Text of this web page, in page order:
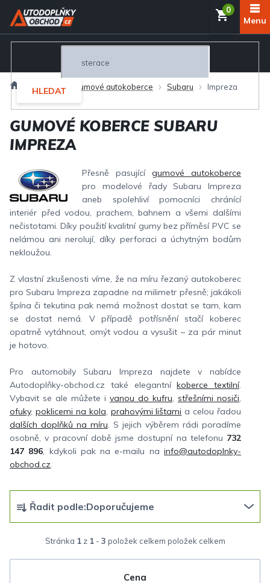
Přejít
obsah
HLEDAT
Interiér Gumové autokoberce Subaru Impreza
GUMOVÉ KOBERCE SUBARU
IMPREZA
Přesně pasující gumové autokoberce
pro modelové řady Subaru Impreza
aneb spolehliví pomocníci chránící
interiér před vodou, prachem, bahnem a všemi dalšími
nečistotami. Díky použití kvalitní gumy bez příměsí PVC se
nelámou ani nerolují, díky perforaci a úchytným bodům
nekloužou.
Z vlastní zkušenosti víme, že na míru řezaný autokoberec
pro Subaru Impreza zapadne na milimetr přesně; jakákoli
špína či tekutina pak nemá možnost dostat se tam, kam
se dostat nemá. V případě potřísnění stačí koberec
opatrně vytáhnout, omýt vodou a vysušit – za pár minut
je hotovo.
Pro automobily Subaru Impreza najdete v nabídce
Autodoplňky-obchod.cz také elegantníkoberce textilní.
Vybavit se ale můžete i vanou do kufru, střešními nosiči,
ofuky, poklicemi na kola, prahovými lištami a celou řadou
dalších doplňků na míru. S jejich výběrem rádi poradíme
osobně, v pracovní době jsme dostupní na telefonu 732
147 896, kdykoli pak na e-mailu nainfo@autodoplnky-
obchod.cz.
Stránka 1z 1- 3 položek celkem
a
e
Řadit podle:Doporučujeme
Cena